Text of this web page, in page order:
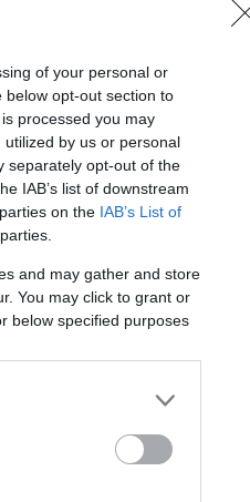
of your personal or
opt-out section to
processed you may
by us or personal
separately opt-out of the
IAB’s list of downstream
on the IAB’s List of
and may gather and store
You may click to grant or
below specified purposes
Latest
Η